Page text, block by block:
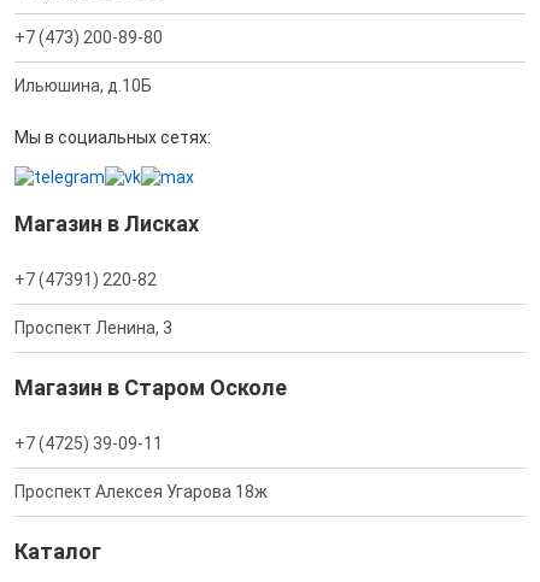
+7 (473) 200-89-80
Ильюшина, д.10Б
Мы в социальных сетях:
Магазин в Лисках
+7 (47391) 220-82
Проспект Ленина, 3
Магазин в Старом Осколе
+7 (4725) 39-09-11
Проспект Алексея Угарова 18ж
Каталог